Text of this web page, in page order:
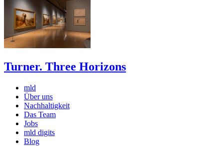
Turner. Three Horizons
mld
Über uns
Nachhaltigkeit
Das Team
Jobs
mld digits
Blog